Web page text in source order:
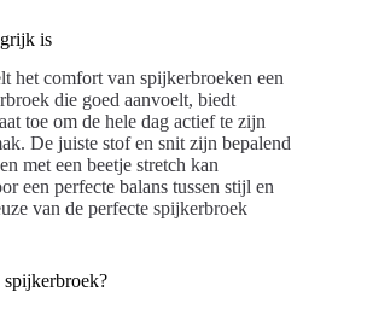
is
het comfort van spijkerbroeken een
die goed aanvoelt, biedt
toe om de hele dag actief te zijn
De juiste stof en snit zijn bepalend
met een beetje stretch kan
een perfecte balans tussen stijl en
van de perfecte spijkerbroek
spijkerbroek?